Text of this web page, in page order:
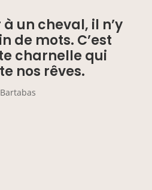
un cheval, il n’y
de mots. C’est
charnelle qui
nos rêves.
Bartabas